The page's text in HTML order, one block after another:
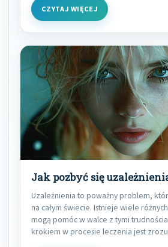
CZYTAJ WIĘCEJ
Jak pozbyć się
Uzależnienia to poważny problem,
na całym świecie. Istnieje wiele
mogą pomóc w walce z tymi
krokiem w procesie leczenia jest